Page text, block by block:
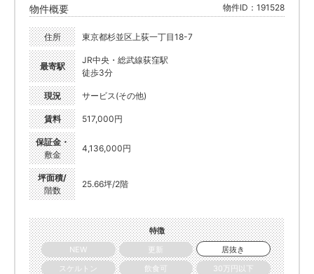
物件概要 物件ID：191528
住所 東京都杉並区上荻一丁目18-7
最寄駅
JR中央・総武線荻窪駅
徒歩3分
現況 サービス(その他)
賃料 517,000円
保証金・
敷金
4,136,000円
坪面積/
階数
25.66坪/2階
特徴
NEW
更新
居抜き
スケルトン
飲食可
30万円以下